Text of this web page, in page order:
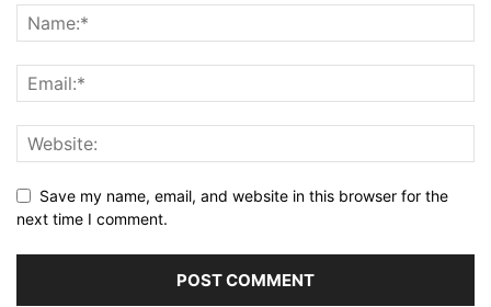
Save my name, email, and website in this browser for the
next time I comment.